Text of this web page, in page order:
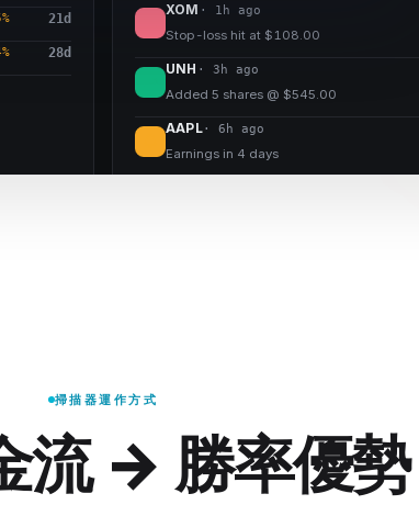
21d
28d
XOM · 1h ago
Stop-loss hit at $108.00
UNH · 3h ago
Added 5 shares @ $545.00
AAPL· 6h ago
Earnings in 4 days
掃描器運作方式
流 → 勝率優勢